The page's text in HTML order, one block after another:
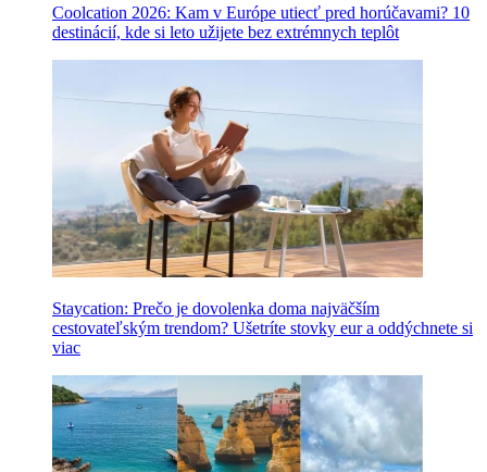
Coolcation 2026: Kam v Európe utiecť pred horúčavami? 10
destinácií, kde si leto užijete bez extrémnych teplôt
Staycation: Prečo je dovolenka doma najväčším
cestovateľským trendom? Ušetríte stovky eur a oddýchnete si
viac